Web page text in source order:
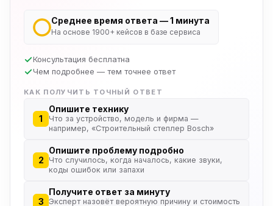
Среднее время ответа — 1 минута
На основе 1900+ кейсов в базе сервиса
Консультация бесплатна
Чем подробнее — тем точнее ответ
КАК ПОЛУЧИТЬ ТОЧНЫЙ ОТВЕТ
1
Опишите технику
Что за устройство, модель и фирма —
например, «Строительный степлер Bosch»
2
Опишите проблему подробно
Что случилось, когда началось, какие звуки,
коды ошибок или запахи
3
Получите ответ за минуту
Эксперт назовёт вероятную причину и стоимость